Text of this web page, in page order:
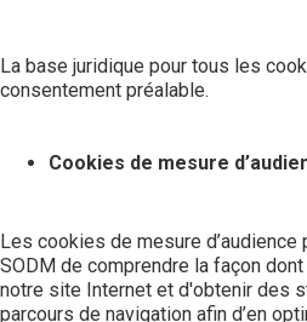
La base juridique pour tous les
consentement préalable.
Cookies de mesure
Les cookies de mesure
SODM de comprendre la façon
notre site Internet et d'obtenir des
parcours de navigation afin d’en